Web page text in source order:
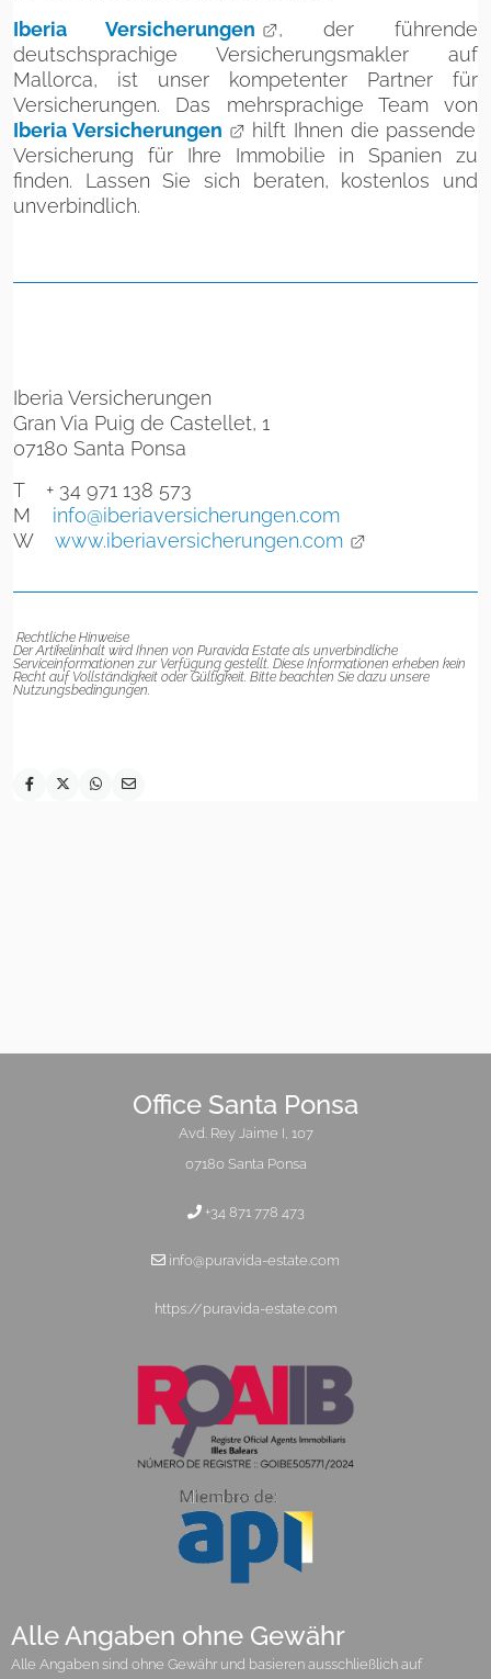
Iberia Versicherungen
, der führende
deutschsprachige Versicherungsmakler auf
Mallorca, ist unser kompetenter Partner für
Versicherungen. Das mehrsprachige Team von
Iberia Versicherungen
hilft Ihnen die passende
Versicherung für Ihre Immobilie in Spanien zu
finden. Lassen Sie sich beraten, kostenlos und
unverbindlich.
Iberia Versicherungen
Gran Via Puig de Castellet, 1
07180 Santa Ponsa
T + 34 971 138 573
M info@iberiaversicherungen.com
W www.iberiaversicherungen.com
Rechtliche Hinweise
Der Artikelinhalt wird Ihnen von Puravida Estate als unverbindliche
Serviceinformationen zur Verfügung gestellt. Diese Informationen erheben kein
Recht auf Vollständigkeit oder Gültigkeit. Bitte beachten Sie dazu unsere
Nutzungsbedingungen.
Office Santa Ponsa
Avd. Rey Jaime I, 107
07180 Santa Ponsa
+34 871 778 473
info@puravida-estate.com
https://puravida-estate.com
Alle Angaben ohne Gewähr
Alle Angaben sind ohne Gewähr und basieren ausschließlich auf